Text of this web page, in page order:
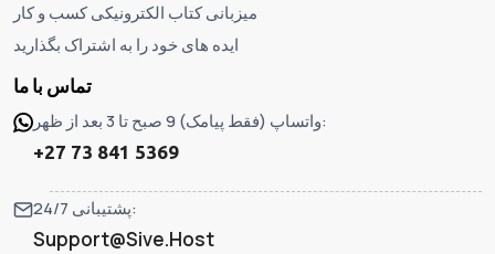
میزبانی کتاب الکترونیکی کسب و کار
ایده های خود را به اشتراک بگذارید
تماس با ما
واتساپ (فقط پیامک) 9 صبح تا 3 بعد از ظهر:
+27 73 841 5369
پشتیبانی 24/7:
Support@Sive.Host